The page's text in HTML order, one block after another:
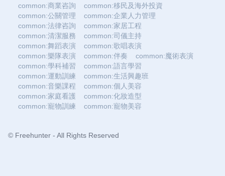
common:商業咨詢
common:移民及海外投資
common:公關管理
common:企業人力管理
common:法律咨詢
common:家居工程
common:清潔服務
common:司儀主持
common:舞蹈表演
common:歌唱表演
common:樂隊表演
common:伴奏
common:魔術表演
common:學科補習
common:語言學習
common:運動訓練
common:生活興趣班
common:音樂課程
common:個人美容
common:家庭看護
common:化妝造型
common:寵物訓練
common:寵物美容
© Freehunter - All Rights Reserved